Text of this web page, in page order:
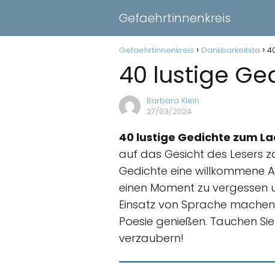
Gefaehrtinnenkreis
Gefaehrtinnenkreis Dankbarkeitsta
40 lustige
Barbara Klein
27/03/2024
40 lustige Gedichte zum
auf das Gesicht des Lesers
Gedichte eine willkommene
einen Moment zu
Einsatz von Sprache
Poesie genießen. Tauchen
verzaubern!